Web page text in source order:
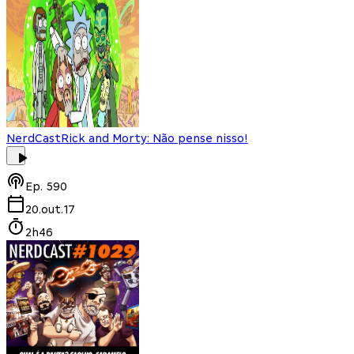
NerdCastRick and Morty: Não pense nisso!
Ep. 590
20.out.17
2h46